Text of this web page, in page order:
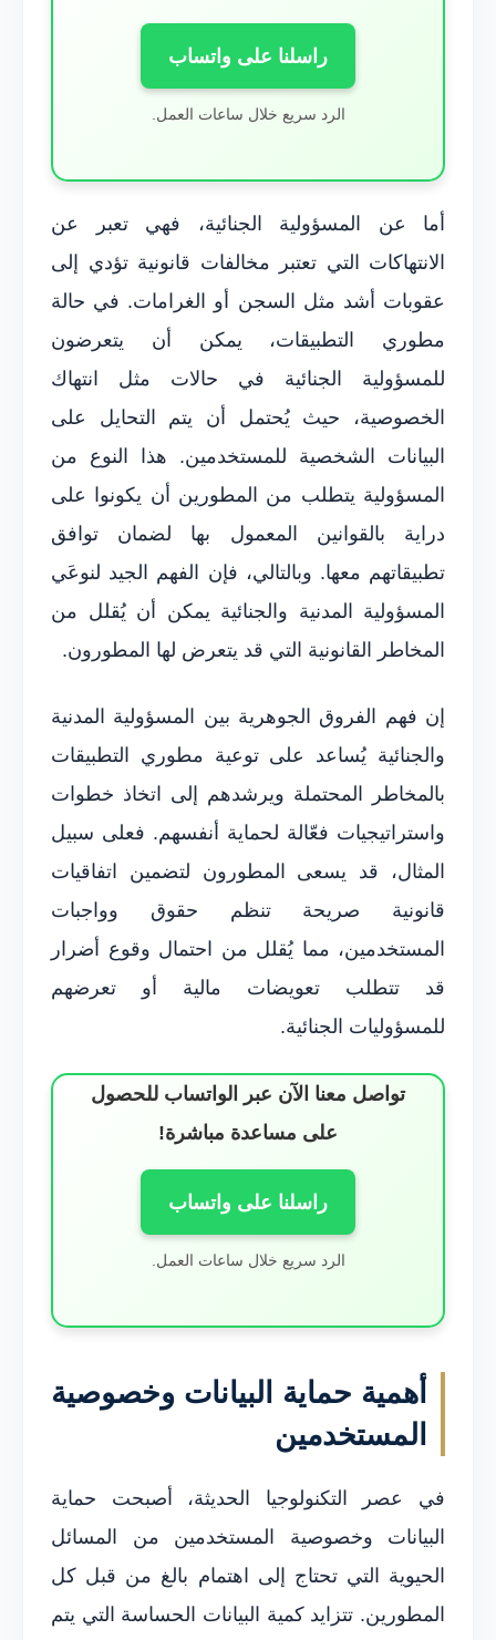
راسلنا على واتساب
الرد سريع خلال ساعات العمل.
أما عن المسؤولية الجنائية، فهي تعبر عن
الانتهاكات التي تعتبر مخالفات قانونية تؤدي إلى
عقوبات أشد مثل السجن أو الغرامات. في حالة
مطوري التطبيقات، يمكن أن يتعرضون
للمسؤولية الجنائية في حالات مثل انتهاك
الخصوصية، حيث يُحتمل أن يتم التحايل على
البيانات الشخصية للمستخدمين. هذا النوع من
المسؤولية يتطلب من المطورين أن يكونوا على
دراية بالقوانين المعمول بها لضمان توافق
تطبيقاتهم معها. وبالتالي، فإن الفهم الجيد لنوعَي
المسؤولية المدنية والجنائية يمكن أن يُقلل من
المخاطر القانونية التي قد يتعرض لها المطورون.
إن فهم الفروق الجوهرية بين المسؤولية المدنية
والجنائية يُساعد على توعية مطوري التطبيقات
بالمخاطر المحتملة ويرشدهم إلى اتخاذ خطوات
واستراتيجيات فعّالة لحماية أنفسهم. فعلى سبيل
المثال، قد يسعى المطورون لتضمين اتفاقيات
قانونية صريحة تنظم حقوق وواجبات
المستخدمين، مما يُقلل من احتمال وقوع أضرار
قد تتطلب تعويضات مالية أو تعرضهم
للمسؤوليات الجنائية.
تواصل معنا الآن عبر الواتساب للحصول
على مساعدة مباشرة!
راسلنا على واتساب
الرد سريع خلال ساعات العمل.
أهمية حماية البيانات وخصوصية
المستخدمين
في عصر التكنولوجيا الحديثة، أصبحت حماية
البيانات وخصوصية المستخدمين من المسائل
الحيوية التي تحتاج إلى اهتمام بالغ من قبل كل
المطورين. تتزايد كمية البيانات الحساسة التي يتم